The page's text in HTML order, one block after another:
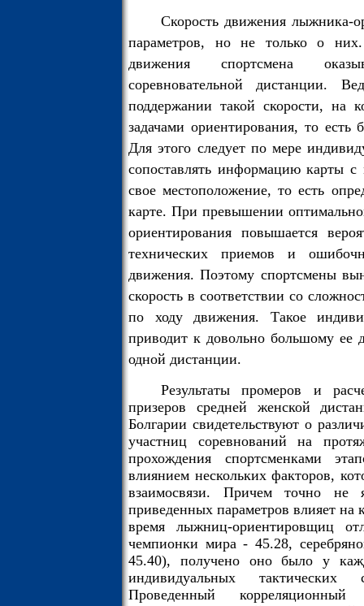
Скорость движения лыжника-
параметров, но не только о
движения спортсмена
соревновательной дистанции.
поддержании такой скорости, на
задачами ориентирования, то
Для этого следует по мере
сопоставлять информацию карты с
свое местоположение, то есть
карте. При превышении
ориентирования повышается
технических приемов и
движения. Поэтому спортсмены
скорость в соответствии со
по ходу движения. Такое
приводит к довольно большому ее
одной дистанции.
Результаты промеров и
призеров средней женской
Болгарии свидетельствуют о
участниц соревнований на
прохождения спортсменками
влиянием нескольких факторов,
взаимосвязи. Причем точно
приведенных параметров влияет
время лыжниц-ориентировщиц
чемпионки мира - 45.28,
45.40), получено оно было у
индивидуальных
Проведенный